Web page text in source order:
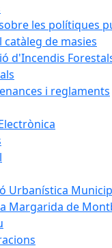
les polítiques
catàleg de masies
d'Incendis
i reglaments
Urbanística
Margarida de